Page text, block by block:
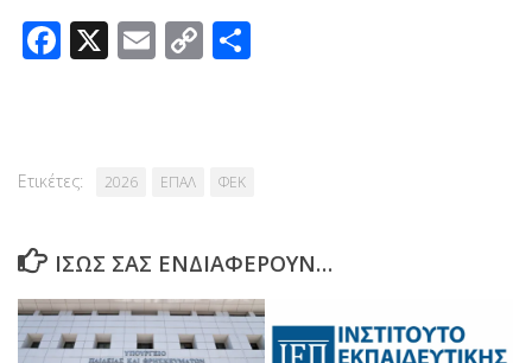
Facebook
X Email
Copy
Ετικέτες: 2026 ΕΠΑΛ ΦΕΚ
ΊΣΩΣ ΣΑΣ ΕΝΔΙΑΦΈΡΟΥΝ…